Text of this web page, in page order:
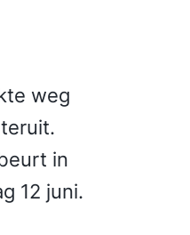
weg
in
12 juni.